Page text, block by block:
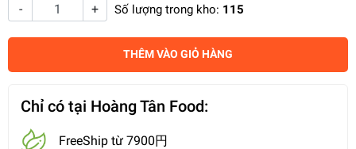
- + Số lượng trong kho: 115
THÊM VÀO GIỎ HÀNG
Chỉ có tại Hoàng Tân Food:
FreeShip từ 7900円